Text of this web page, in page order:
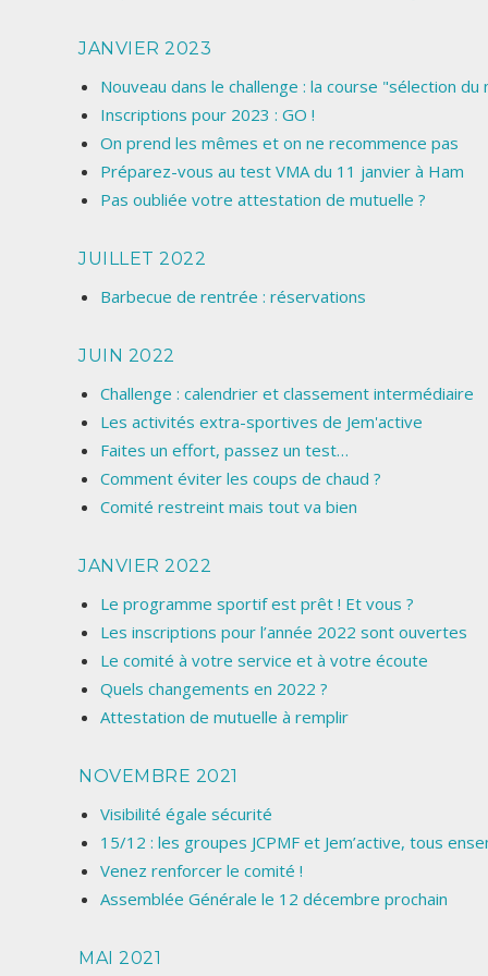
JANVIER 2023
Nouveau dans le challenge : la course "sélection du
Inscriptions pour 2023 : GO !
On prend les mêmes et on ne recommence pas
Préparez-vous au test VMA du 11 janvier à Ham
Pas oubliée votre attestation de mutuelle ?
JUILLET 2022
Barbecue de rentrée : réservations
JUIN 2022
Challenge : calendrier et classement intermédiaire
Les activités extra-sportives de Jem'active
Faites un effort, passez un test…
Comment éviter les coups de chaud ?
Comité restreint mais tout va bien
JANVIER 2022
Le programme sportif est prêt ! Et vous ?
Les inscriptions pour l’année 2022 sont ouvertes
Le comité à votre service et à votre écoute
Quels changements en 2022 ?
Attestation de mutuelle à remplir
NOVEMBRE 2021
Visibilité égale sécurité
15/12 : les groupes JCPMF et Jem’active, tous
Venez renforcer le comité !
Assemblée Générale le 12 décembre prochain
MAI 2021